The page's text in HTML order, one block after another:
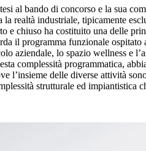
al bando di concorso e la sua
realtà industriale, tipicamente
chiuso ha costituito una delle
il programma funzionale
aziendale, lo spazio wellness e
complessità programmatica,
delle diverse attività
strutturale ed impiantistica